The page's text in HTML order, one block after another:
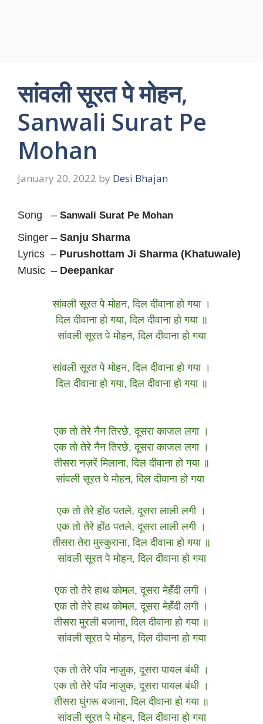
सांवली सूरत पे मोहन,
Sanwali Surat Pe
Mohan
January 20, 2022 by Desi Bhajan
Song – Sanwali Surat Pe Mohan
Singer – Sanju Sharma
Lyrics – Purushottam Ji Sharma (Khatuwale)
Music – Deepankar
सांवली सूरत पे मोहन, दिल दीवाना हो गया ।
दिल दीवाना हो गया, दिल दीवाना हो गया ॥
सांवली सूरत पे मोहन, दिल दीवाना हो गया
सांवली सूरत पे मोहन, दिल दीवाना हो गया ।
दिल दीवाना हो गया, दिल दीवाना हो गया ॥
एक तो तेरे नैन तिरछे, दूसरा काजल लगा ।
एक तो तेरे नैन तिरछे, दूसरा काजल लगा ।
तीसरा नज़रें मिलाना, दिल दीवाना हो गया ॥
सांवली सूरत पे मोहन, दिल दीवाना हो गया
एक तो तेरे होंठ पतले, दूसरा लाली लगी ।
एक तो तेरे होंठ पतले, दूसरा लाली लगी ।
तीसरा तेरा मुस्कुराना, दिल दीवाना हो गया ॥
सांवली सूरत पे मोहन, दिल दीवाना हो गया
एक तो तेरे हाथ कोमल, दूसरा मेहँदी लगी ।
एक तो तेरे हाथ कोमल, दूसरा मेहँदी लगी ।
तीसरा मुरली बजाना, दिल दीवाना हो गया ॥
सांवली सूरत पे मोहन, दिल दीवाना हो गया
एक तो तेरे पाँव नाज़ुक, दूसरा पायल बंधी ।
एक तो तेरे पाँव नाज़ुक, दूसरा पायल बंधी ।
तीसरा घुंगरू बजाना, दिल दीवाना हो गया ॥
सांवली सूरत पे मोहन, दिल दीवाना हो गया